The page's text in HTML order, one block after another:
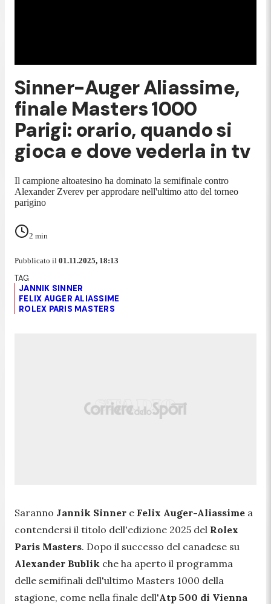
Sinner-Auger Aliassime,
finale Masters 1000
Parigi: orario, quando si
gioca e dove vederla in tv
Il campione altoatesino ha dominato la semifinale contro
Alexander Zverev per approdare nell'ultimo atto del torneo
parigino
2 min
Pubblicato il 01.11.2025, 18:13
JANNIK SINNER
FELIX AUGER ALIASSIME
ROLEX PARIS MASTERS
Saranno Jannik Sinner e Felix Auger-Aliassime a
contendersi il titolo dell'edizione 2025 del Rolex
Paris Masters. Dopo il successo del canadese su
Alexander Bublik che ha aperto il programma
delle semifinali dell'ultimo Masters 1000 della
stagione, come nella finale dell'Atp 500 di Vienna